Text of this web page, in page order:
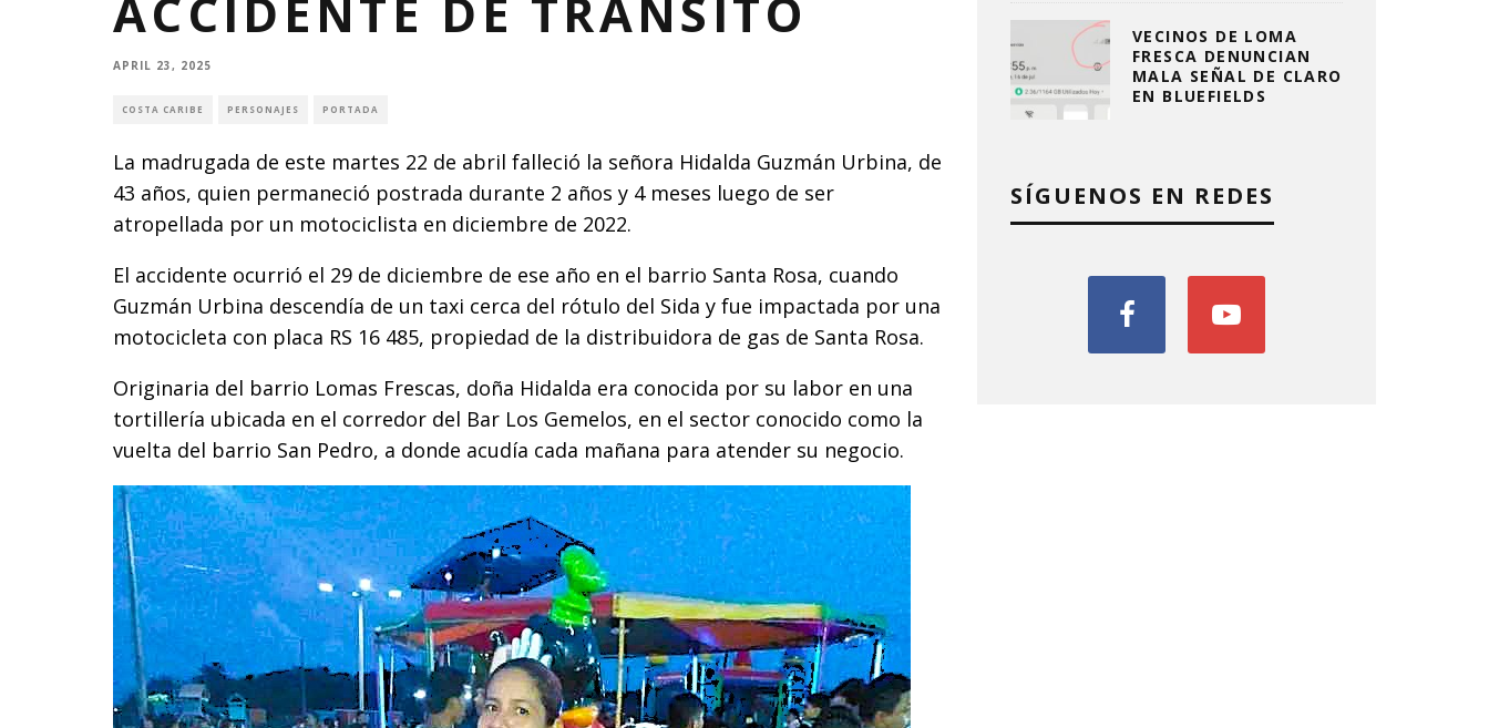
ACCIDENTE DE TRÁNSITO
APRIL 23, 2025
COSTA CARIBE PERSONAJES PORTADA
La madrugada de este martes 22 de abril falleció la señora Hidalda Guzmán Urbina, de
43 años, quien permaneció postrada durante 2 años y 4 meses luego de ser
atropellada por un motociclista en diciembre de 2022.
El accidente ocurrió el 29 de diciembre de ese año en el barrio Santa Rosa, cuando
Guzmán Urbina descendía de un taxi cerca del rótulo del Sida y fue impactada por una
motocicleta con placa RS 16 485, propiedad de la distribuidora de gas de Santa Rosa.
Originaria del barrio Lomas Frescas, doña Hidalda era conocida por su labor en una
tortillería ubicada en el corredor del Bar Los Gemelos, en el sector conocido como la
vuelta del barrio San Pedro, a donde acudía cada mañana para atender su negocio.
VECINOS DE LOMA
FRESCA DENUNCIAN
MALA SEÑAL DE CLARO
EN BLUEFIELDS
SÍGUENOS EN REDES